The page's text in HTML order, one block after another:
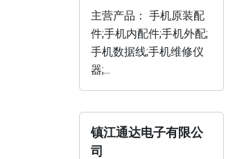
主营产品： 手机原装配
件;手机内配件;手机外配;
手机数据线;手机维修仪
器;...
镇江通达电子有限公
司